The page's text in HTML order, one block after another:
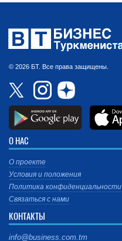
© 2026 БТ. Все права защищены.
О НАС
О проекте
Условия и положения
Политика конфиденциальности
Связаться с нами
КОНТАКТЫ
info@business.com.tm